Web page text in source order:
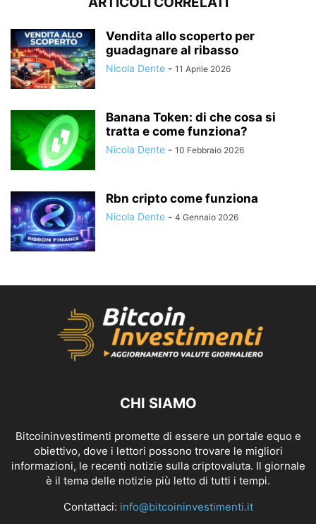
Vendita allo scoperto per
guadagnare al ribasso
Nicola Dente - 11 Aprile 2026
Banana Token: di che cosa si
tratta e come funziona?
Nicola Dente - 10 Febbraio 2026
Rbn cripto come funziona
Nicola Dente - 4 Gennaio 2026
CHI SIAMO
Bitcoininvestimenti promette di essere un portale equo e
obiettivo, dove i lettori possono trovare le migliori
informazioni, le recenti notizie sulla criptovaluta. Il giornale
è il tema delle notizie più letto di tutti i tempi.
Contattaci: info@bitcoininvestimenti.it